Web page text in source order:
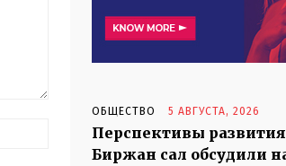
ОБЩЕСТВО 5 АВГУСТА, 2026
Перспективы
Биржан сал обсудили